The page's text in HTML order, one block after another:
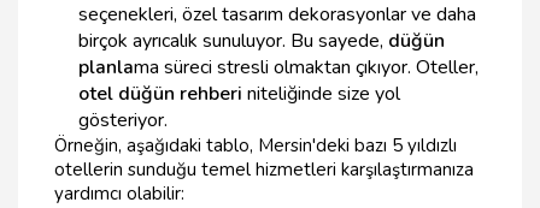
seçenekleri, özel tasarım dekorasyonlar ve daha
birçok ayrıcalık sunuluyor. Bu sayede, düğün
planlama süreci stresli olmaktan çıkıyor. Oteller,
otel düğün rehberi niteliğinde size yol
gösteriyor.
Örneğin, aşağıdaki tablo, Mersin'deki bazı 5 yıldızlı
otellerin sunduğu temel hizmetleri karşılaştırmanıza
yardımcı olabilir: